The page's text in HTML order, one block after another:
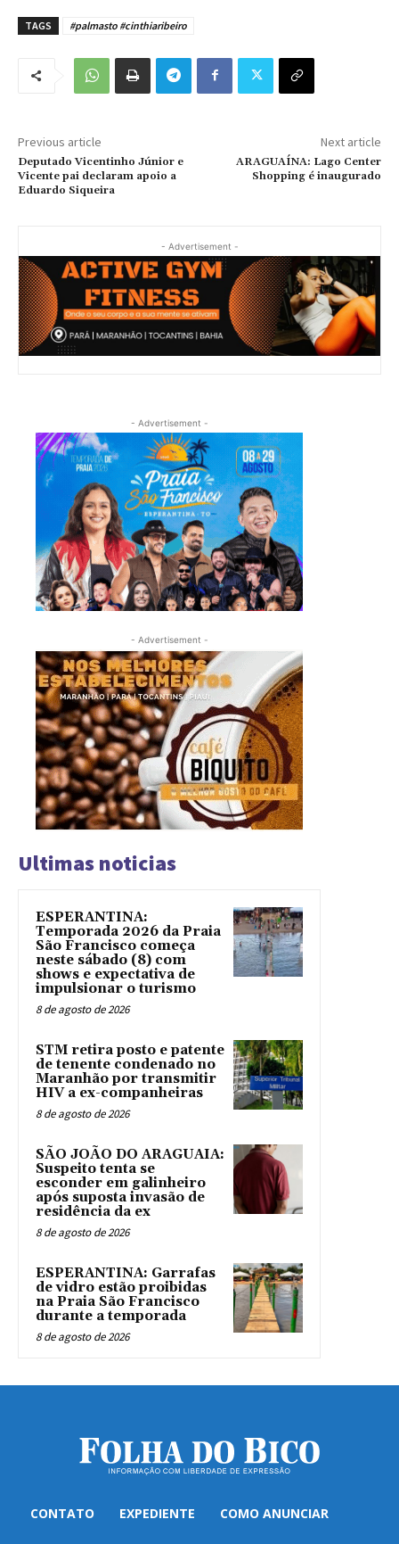
TAGS #palmasto #cinthiaribeiro
Previous article
Deputado Vicentinho Júnior e
Vicente pai declaram apoio a
Eduardo Siqueira
Next article
ARAGUAÍNA: Lago Center
Shopping é inaugurado
- Advertisement -
- Advertisement -
- Advertisement -
Ultimas noticias
ESPERANTINA:
Temporada 2026 da Praia
São Francisco começa
neste sábado (8) com
shows e expectativa de
impulsionar o turismo
8 de agosto de 2026
STM retira posto e patente
de tenente condenado no
Maranhão por transmitir
HIV a ex-companheiras
8 de agosto de 2026
SÃO JOÃO DO ARAGUAIA:
Suspeito tenta se
esconder em galinheiro
após suposta invasão de
residência da ex
8 de agosto de 2026
ESPERANTINA: Garrafas
de vidro estão proibidas
na Praia São Francisco
durante a temporada
8 de agosto de 2026
CONTATO EXPEDIENTE COMO ANUNCIAR